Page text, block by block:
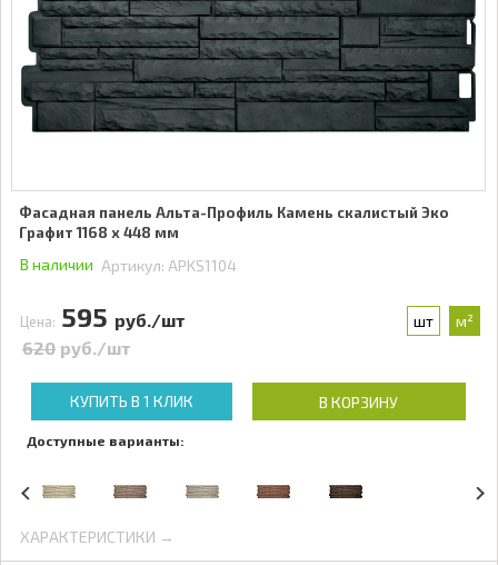
Фасадная панель Альта-Профиль Камень скалистый Эко
Графит 1168 x 448 мм
В наличии Артикул: APKS1104
Цена: 595 руб./шт шт м²
620 руб./шт
КУПИТЬ В 1 КЛИК В КОРЗИНУ
Доступные варианты:
ХАРАКТЕРИСТИКИ →